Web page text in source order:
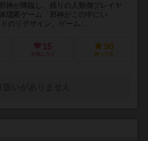
神が降臨し、残りの人類側プレイヤ
隠匿ゲーム「邪神がこの中にい
のリデザイン、ゲーム...
15
お気に入り
90
持ってる